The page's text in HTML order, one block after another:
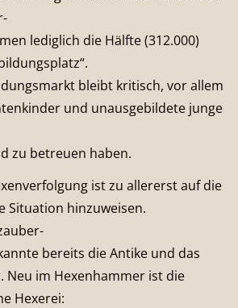
lediglich die Hälfte (312.000)
bleibt kritisch, vor allem
und unausgebildete junge
zu betreuen haben.
ist zu allererst auf die
Situation hinzuweisen.
bereits die Antike und das
Neu im Hexenhammer ist die
Hexerei: